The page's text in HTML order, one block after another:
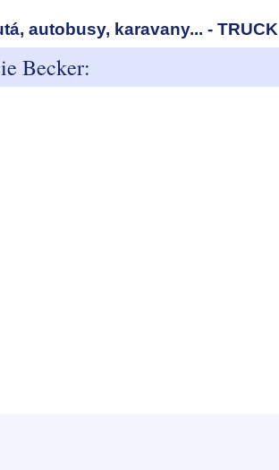
autobusy, karavany... - TRUCK
Becker: